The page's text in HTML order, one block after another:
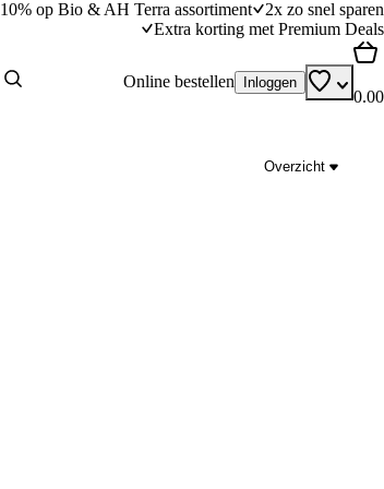
10% op Bio & AH Terra assortiment
2x zo snel sparen
Extra korting met Premium Deals
Online bestellen Inloggen
0.00
Overzicht